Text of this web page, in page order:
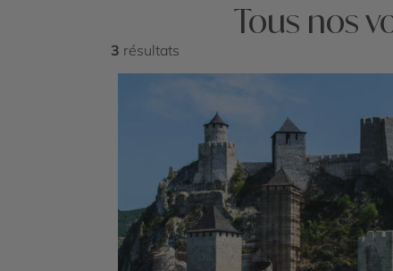
Tous nos
3 résultats